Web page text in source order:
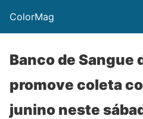
ColorMag
Banco de Sangue
promove coleta
junino neste